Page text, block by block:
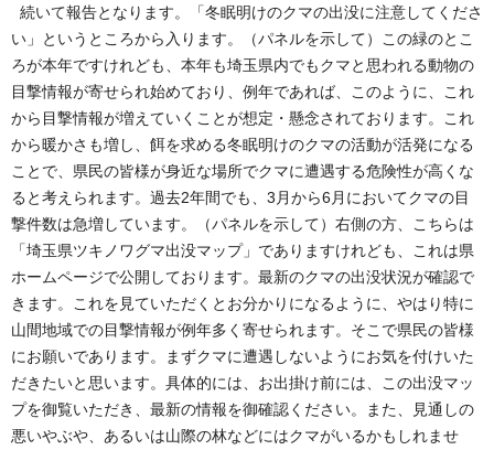
続いて報告となります。「冬眠明けのクマの出没に注意してくださ
い」というところから入ります。（パネルを示して）この緑のとこ
ろが本年ですけれども、本年も埼玉県内でもクマと思われる動物の
目撃情報が寄せられ始めており、例年であれば、このように、これ
から目撃情報が増えていくことが想定・懸念されております。これ
から暖かさも増し、餌を求める冬眠明けのクマの活動が活発になる
ことで、県民の皆様が身近な場所でクマに遭遇する危険性が高くな
ると考えられます。過去2年間でも、3月から6月においてクマの目
撃件数は急増しています。（パネルを示して）右側の方、こちらは
「埼玉県ツキノワグマ出没マップ」でありますけれども、これは県
ホームページで公開しております。最新のクマの出没状況が確認で
きます。これを見ていただくとお分かりになるように、やはり特に
山間地域での目撃情報が例年多く寄せられます。そこで県民の皆様
にお願いであります。まずクマに遭遇しないようにお気を付けいた
だきたいと思います。具体的には、お出掛け前には、この出没マッ
プを御覧いただき、最新の情報を御確認ください。また、見通しの
悪いやぶや、あるいは山際の林などにはクマがいるかもしれませ